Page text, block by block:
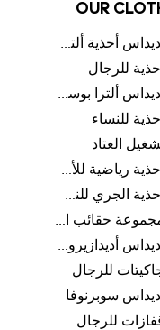
OUR
اديداس أحذية ألترا بوست للرجال
أحذية للرجال
اديداس ألترا بوست
أحذية للنساء
العتاد
أحذية رياضية للأطفال
أحذية الجري للنساء
مجموعة حقائب الظهر
اديداس أديدازيرو معدات الجري
للرجال
اديداس سوبرنوفا
للرجال